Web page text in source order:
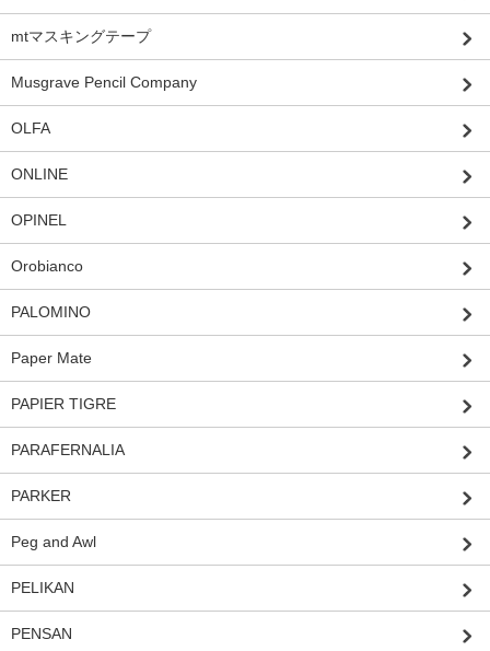
mtマスキングテープ
Musgrave Pencil Company
OLFA
ONLINE
OPINEL
Orobianco
PALOMINO
Paper Mate
PAPIER TIGRE
PARAFERNALIA
PARKER
Peg and Awl
PELIKAN
PENSAN